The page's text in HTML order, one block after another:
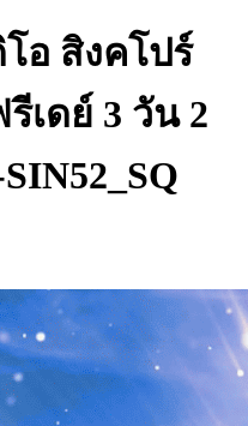
อ สิงคโปร์
เดย์ 3 วัน 2